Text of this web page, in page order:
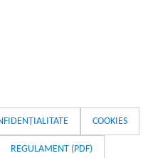
COOKIES
REGULAMENT (PDF)